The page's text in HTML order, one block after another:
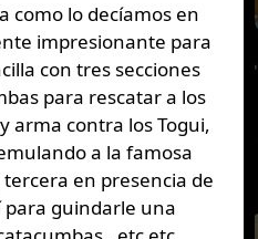
como lo decíamos en
impresionante para
con tres secciones
para rescatar a los
arma contra los Togui,
a la famosa
en presencia de
para guindarle una